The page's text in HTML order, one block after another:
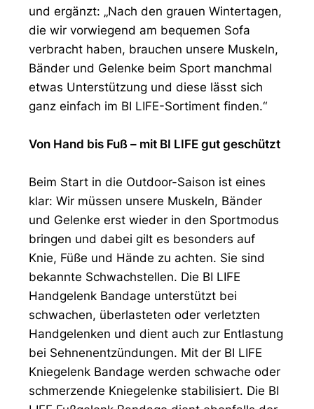
und ergänzt: „Nach den grauen Wintertagen,
die wir vorwiegend am bequemen Sofa
verbracht haben, brauchen unsere Muskeln,
Bänder und Gelenke beim Sport manchmal
etwas Unterstützung und diese lässt sich
ganz einfach im BI LIFE-Sortiment finden.“
Von Hand bis Fuß – mit BI LIFE gut geschützt
Beim Start in die Outdoor-Saison ist eines
klar: Wir müssen unsere Muskeln, Bänder
und Gelenke erst wieder in den Sportmodus
bringen und dabei gilt es besonders auf
Knie, Füße und Hände zu achten. Sie sind
bekannte Schwachstellen. Die BI LIFE
Handgelenk Bandage unterstützt bei
schwachen, überlasteten oder verletzten
Handgelenken und dient auch zur Entlastung
bei Sehnenentzündungen. Mit der BI LIFE
Kniegelenk Bandage werden schwache oder
schmerzende Kniegelenke stabilisiert. Die BI